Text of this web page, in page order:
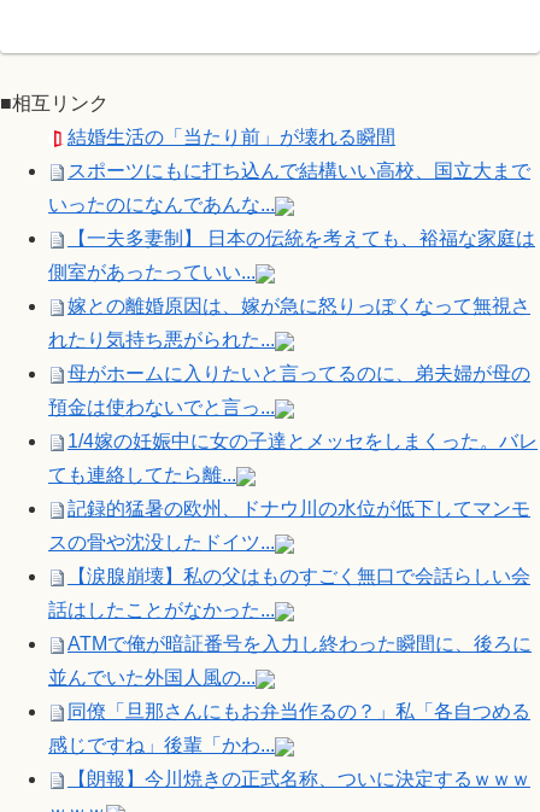
■相互リンク
結婚生活の「当たり前」が壊れる瞬間
スポーツにもに打ち込んで結構いい高校、国立大まで
いったのになんであんな...
【一夫多妻制】 日本の伝統を考えても、裕福な家庭は
側室があったっていい...
嫁との離婚原因は、嫁が急に怒りっぽくなって無視さ
れたり気持ち悪がられた...
母がホームに入りたいと言ってるのに、弟夫婦が母の
預金は使わないでと言っ...
1/4嫁の妊娠中に女の子達とメッセをしまくった。バレ
ても連絡してたら離...
記録的猛暑の欧州、ドナウ川の水位が低下してマンモ
スの骨や沈没したドイツ...
【涙腺崩壊】私の父はものすごく無口で会話らしい会
話はしたことがなかった...
ATMで俺が暗証番号を入力し終わった瞬間に、後ろに
並んでいた外国人風の...
同僚「旦那さんにもお弁当作るの？」私「各自つめる
感じですね」後輩「かわ...
【朗報】今川焼きの正式名称、ついに決定するｗｗｗ